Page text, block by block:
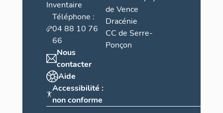
Inventaire
Téléphone :
04 88 10 76
66
Nous
contacter
Aide
Accessibilité :
non conforme
de Vence
Dracénie
CC de Serre-
Ponçon